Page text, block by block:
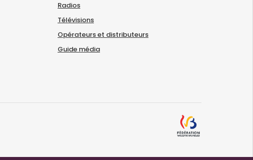
Radios
Télévisions
Opérateurs et distributeurs
Guide média